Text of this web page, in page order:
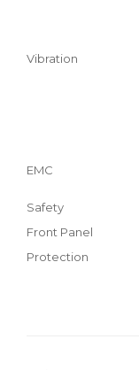
Vibration
EMC
Safety
Front Panel
Protection